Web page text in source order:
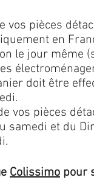
vos pièces
en
le jour même
doit être
vos pièces
samedi et du
Colissimo pour